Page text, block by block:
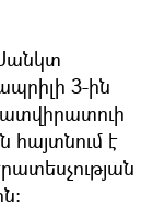
3-ին
հայտնում է